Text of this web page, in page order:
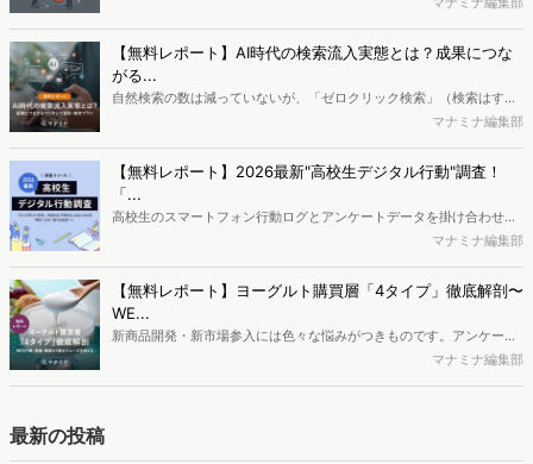
データを活用し、Web上の消費者行動を起点とした競合サイト分析や
消費者分析が可能です。今回はDockpitならではの利便性の高い機能
や活用方法を解説します。
【無料レポート】AI時代の検索流入実態とは？成果につな
がる...
自然検索の数は減っていないが、「ゼロクリック検索」（検索はする
がページには流入しない）の割合が増加しているのが、AI時代の検索
か、また、要因を理解した上で、成果に確実につながるコンテンツを
制作するにはどうするべきなのでしょうか。本レポートはこのような
疑問をお抱えのSEO・Webマーケティングご担当者様におすすめの内
容となっています。※本レポートは記事のフォームから無料でダウン
マナミナ編集部
【無料レポート】2026最新"高校生デジタル行動"調査！
「...
高校生のスマートフォン行動ログとアンケートデータを掛け合わせ、
最新の若年層（高校生）におけるデジタル行動実態やSNSの利用傾向
ち、スマートフォンを取り巻く環境が成熟するなか、新興SNSの台頭
により高校生のデジタルライフスタイルは新たな変化を見せていま
す。※資料は記事内の入力フォームより、ダウンロードいただけま
マナミナ編集部
【無料レポート】ヨーグルト購買層「4タイプ」徹底解剖〜
WE...
新商品開発・新市場参入には色々な悩みがつきものです。アンケート
調査を実施しても、購買実態が不透明、新商品の受容性も判断しきれ
マナミナ編集部
最新の投稿